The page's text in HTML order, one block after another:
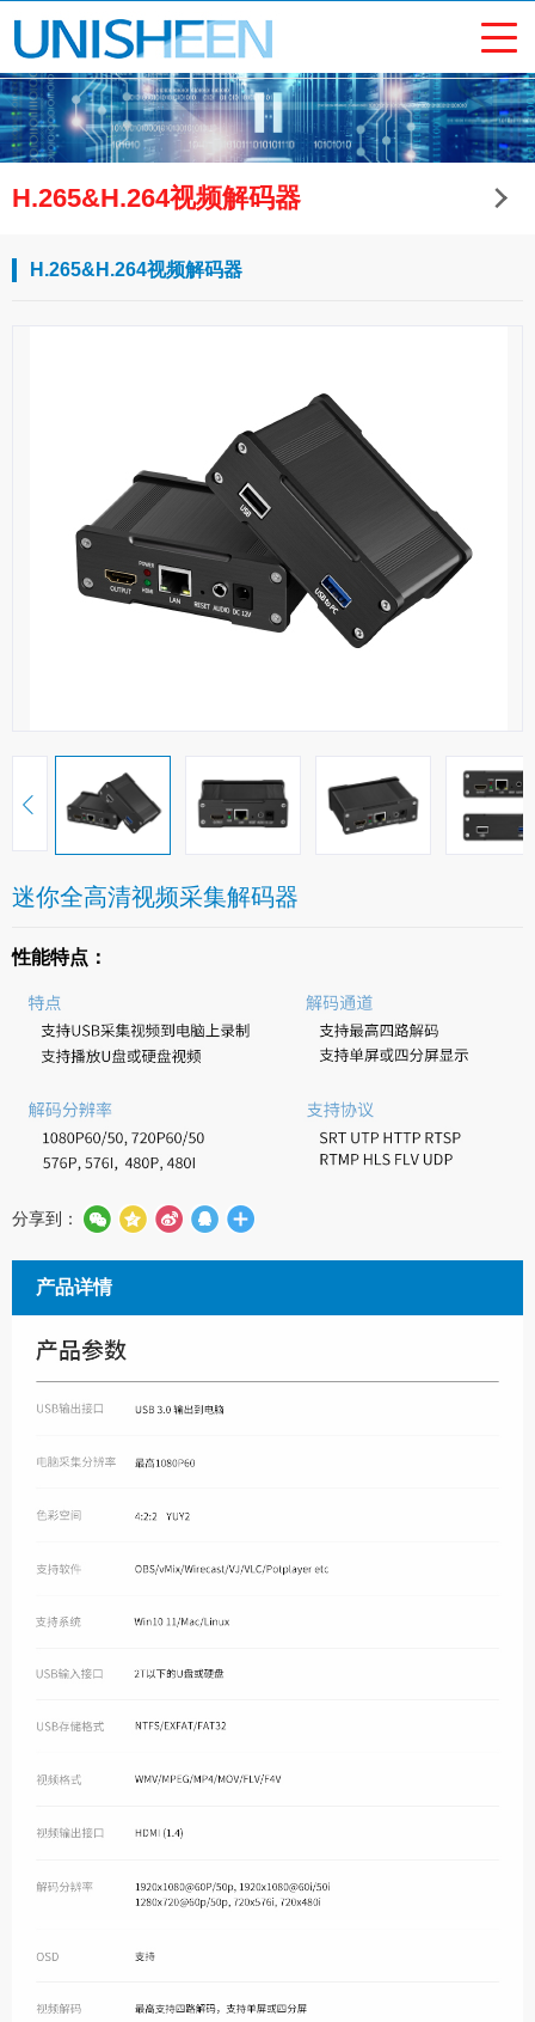
H.265&H.264视频解码器
H.265&H.264视频解码器
迷你全高清视频采集解码器
性能特点：
分享到：
产品详情